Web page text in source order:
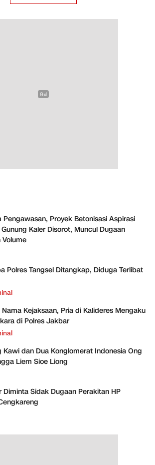
Pengawasan, Proyek Betonisasi Aspirasi
Kaler Disorot, Muncul Dugaan
Volume
Polres Tangsel Ditangkap, Diduga Terlibat
Kejaksaan, Pria di Kalideres Mengaku
di Polres Jakbar
Kawi dan Dua Konglomerat Indonesia Ong
Liem Sioe Liong
Diminta Sidak Dugaan Perakitan HP